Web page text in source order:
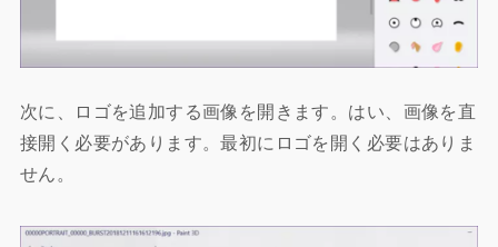
次に、ロゴを追加する画像を開きます。はい、画像を直
接開く必要があります。最初にロゴを開く必要はありま
せん。